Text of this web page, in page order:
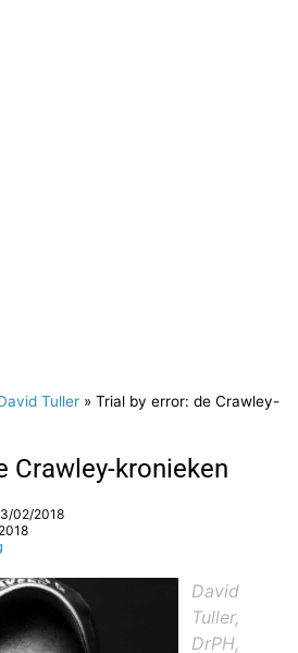
Tuller » Trial by error: de Crawley-
Crawley-kronieken
02/2018
David
Tuller,
DrPH,